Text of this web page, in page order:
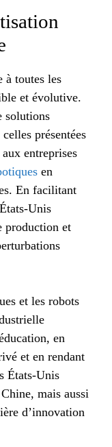
à toutes les
et évolutive.
solutions
présentées
entreprises
en
En facilitant
Unis
production et
et les robots
en
et en rendant
États-Unis
mais aussi
d’innovation